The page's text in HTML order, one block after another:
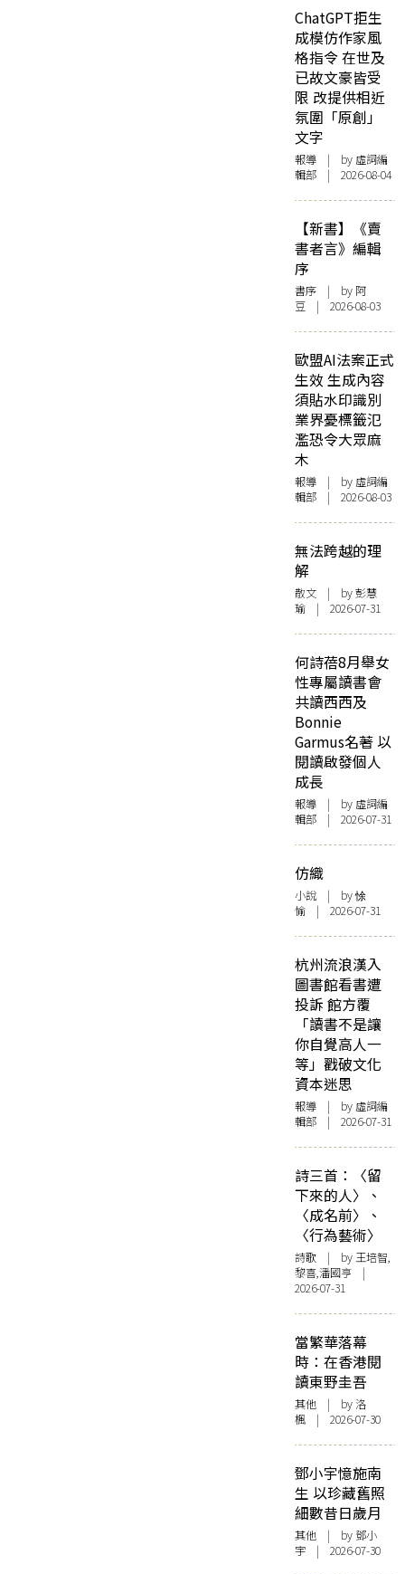
ChatGPT拒生
成模仿作家風
格指令 在世及
已故文豪皆受
限 改提供相近
氛圍「原創」
文字
報導 | by 虛詞編
輯部 | 2026-08-04
【新書】《賣
書者言》編輯
序
書序 | by 阿
豆 | 2026-08-03
歐盟AI法案正式
生效 生成內容
須貼水印識別
業界憂標籤氾
濫恐令大眾麻
木
報導 | by 虛詞編
輯部 | 2026-08-03
無法跨越的理
解
散文 | by 彭慧
瑜 | 2026-07-31
何詩蓓8月舉女
性專屬讀書會
共讀西西及
Bonnie
Garmus名著 以
閱讀啟發個人
成長
報導 | by 虛詞編
輯部 | 2026-07-31
仿織
小說 | by 悇
愉 | 2026-07-31
杭州流浪漢入
圖書館看書遭
投訴 館方覆
「讀書不是讓
你自覺高人一
等」戳破文化
資本迷思
報導 | by 虛詞編
輯部 | 2026-07-31
詩三首：〈留
下來的人〉、
〈成名前〉、
〈行為藝術〉
詩歌 | by 王培智,
黎喜,潘國亨 |
2026-07-31
當繁華落幕
時：在香港閱
讀東野圭吾
其他 | by洛
楓 | 2026-07-30
鄧小宇憶施南
生 以珍藏舊照
細數昔日歲月
其他 | by 鄧小
宇 | 2026-07-30